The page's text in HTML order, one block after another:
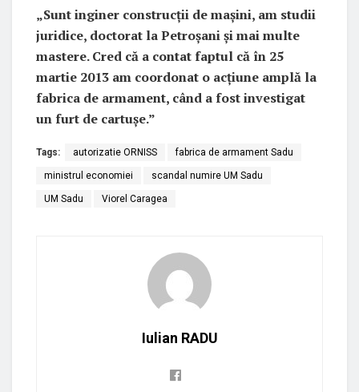
„Sunt inginer construcții de mașini, am studii
juridice, doctorat la Petroșani și mai multe
mastere. Cred că a contat faptul că în 25
martie 2013 am coordonat o acțiune amplă la
fabrica de armament, când a fost investigat
un furt de cartușe.”
Tags: autorizatie ORNISS fabrica de armament Sadu
ministrul economiei scandal numire UM Sadu
UM Sadu Viorel Caragea
Iulian RADU